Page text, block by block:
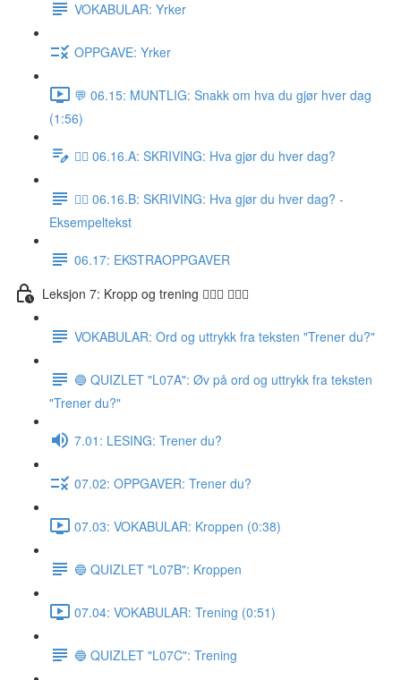
VOKABULAR: Yrker
OPPGAVE: Yrker
💬 06.15: MUNTLIG: Snakk om hva du gjør hver dag
(1:56)
✍🏼 06.16.A: SKRIVING: Hva gjør du hver dag?
✍🏼 06.16.B: SKRIVING: Hva gjør du hver dag? -
Eksempeltekst
06.17: EKSTRAOPPGAVER
Leksjon 7: Kropp og trening 🚶🏼‍♀️ 🏋🏽‍♀️
VOKABULAR: Ord og uttrykk fra teksten "Trener du?"
🔵 QUIZLET "L07A": Øv på ord og uttrykk fra teksten
"Trener du?"
7.01: LESING: Trener du?
07.02: OPPGAVER: Trener du?
07.03: VOKABULAR: Kroppen (0:38)
🔵 QUIZLET "L07B": Kroppen
07.04: VOKABULAR: Trening (0:51)
🔵 QUIZLET "L07C": Trening